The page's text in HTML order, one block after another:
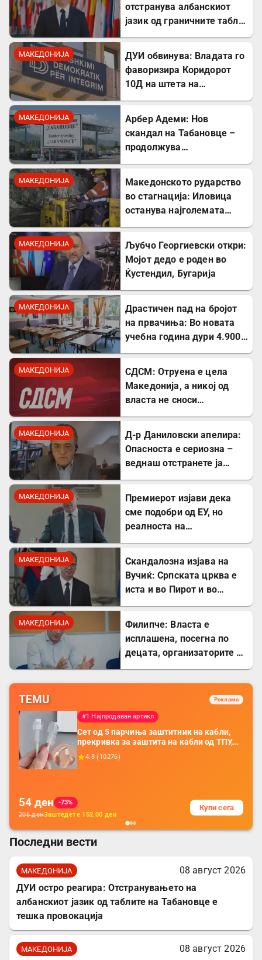
отстранува албанскиот
јазик од граничните табли,
МАКЕДОНИЈА
ДУИ обвинува: Владата го
фаворизира Коридорот
10Д на штета на
МАКЕДОНИЈА
Арбер Адеми: Нов
скандал на Табановце –
продолжува
МАКЕДОНИЈА
Македонското рударство
во стагнација: Иловица
останува најголемата
МАКЕДОНИЈА
Љубчо Георгиевски откри:
Мојот дедо е роден во
Ќустендил, Бугарија
МАКЕДОНИЈА
Драстичен пад на бројот
на првачиња: Во новата
учебна година дури 4.900
МАКЕДОНИЈА
СДСМ: Отруена е цела
Македонија, а никој од
власта не сноси
МАКЕДОНИЈА
Д-р Даниловски апелира:
Опасноста е сериозна –
веднаш отстранете ја
западнонилска треска!
МАКЕДОНИЈА
Премиерот изјави дека
сме подобри од ЕУ, но
реалноста на
МАКЕДОНИЈА
Скандалозна изјава на
Вучиќ: Српската црква е
иста и во Пирот и во
МАКЕДОНИЈА
Филипче: Власта е
исплашена, посегна по
децата, организаторите и
TEMU Реклама
#1 Најпродаван артикл
Сет од 5 парчиња заштитник на кабли,
прекривка за заштита на кабли од ТПУ,
додатоци за заштита на кабли, без
батерија, за мобилни телефони, комплет
4.8 ( 10276)
54 ден
-73%
206денЗаштедете 152.00 ден
Купи сега
Последни вести
МАКЕДОНИЈА
08 август 2026
ДУИ остро реагира: Отстранувањето на
албанскиот јазик од таблите на Табановце е
тешка провокација
МАКЕДОНИЈА 08 август 2026